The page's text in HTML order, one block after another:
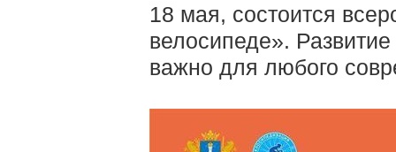
18 мая, состоится
велосипеде».
важно для любого